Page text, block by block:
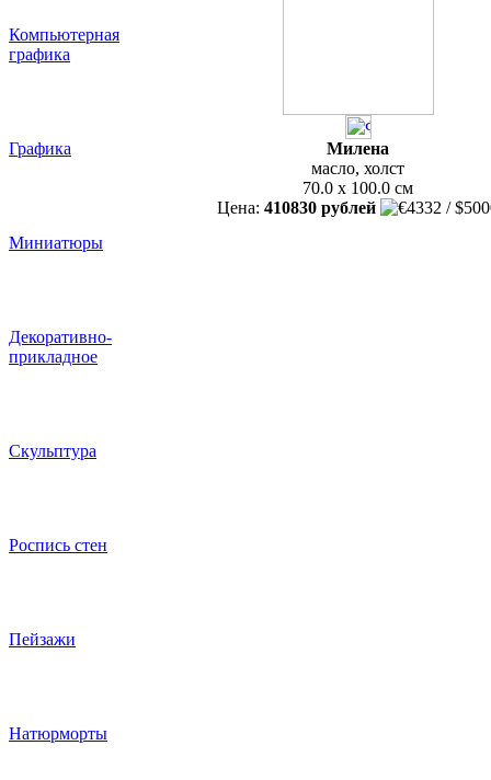
Компьютерная
графика
Графика
Миниатюры
Декоративно-
прикладное
Скульптура
Роспись стен
Пейзажи
Натюрморты
Милена
масло, холст
70.0 x 100.0 см
Цена: 410830 рублей